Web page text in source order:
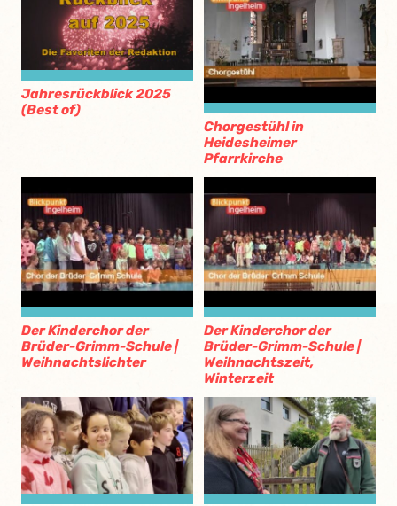
Jahresrückblick 2025
(Best of)
Chorgestühl in
Heidesheimer
Pfarrkirche
Der Kinderchor der
Brüder-Grimm-Schule |
Weihnachtslichter
Der Kinderchor der
Brüder-Grimm-Schule |
Weihnachtszeit,
Winterzeit